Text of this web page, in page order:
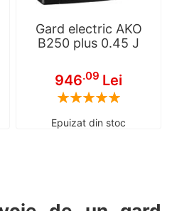
Gard electric AKO
B250 plus 0.45 J
946.09 Lei
Rating:
Epuizat din stoc